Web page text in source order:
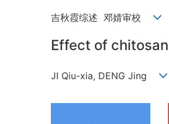
吉秋霞综述 邓婧审校
Effect of
JI Qiu-xia, DENG Jing